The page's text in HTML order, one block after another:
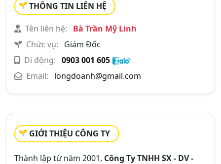
THÔNG TIN LIÊN HỆ
Tên liên hệ:
Bà Trần Mỹ Linh
Chức vụ:
Giám Đốc
Di động: 0903 001 605
Email:
longdoanh@gmail.com
GIỚI THIỆU CÔNG TY
Thành lập từ năm 2001, Công Ty TNHH SX - DV -